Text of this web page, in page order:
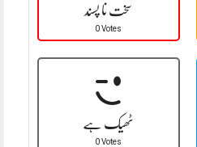
سخت نا پسند
0 Votes
ٹھیک ہے
0 Votes